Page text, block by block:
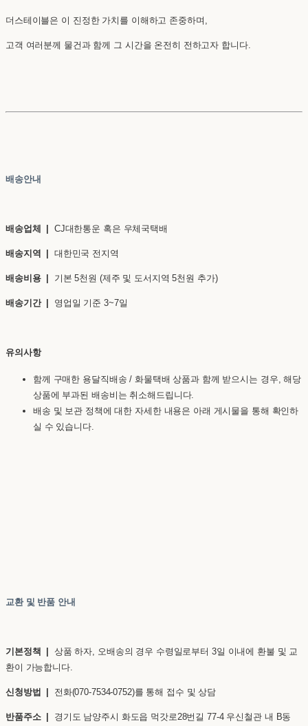
더스테이블은 이 진정한 가치를 이해하고 존중하며,
고객 여러분께 물건과 함께 그 시간을 온전히 전하고자 합니다.
배송안내
배송업체 | CJ대한통운 혹은 우체국택배
배송지역 | 대한민국 전지역
배송비용 | 기본 5천원 (제주 및 도서지역 5천원 추가)
배송기간 | 영업일 기준 3~7일
유의사항
함께 구매한 용달직배송 / 화물택배 상품과 함께 받으시는 경우, 해당
상품에 부과된 배송비는 취소해드립니다.
배송 및 보관 정책에 대한 자세한 내용은 아래 게시물을 통해 확인하
실 수 있습니다.
교환 및 반품 안내
기본정책 | 상품 하자, 오배송의 경우 수령일로부터 3일 이내에 환불 및 교
환이 가능합니다.
신청방법 | 전화(070-7534-0752)를 통해 접수 및 상담
반품주소 | 경기도 남양주시 화도읍 먹갓로28번길 77-4 우신철관 내 B동